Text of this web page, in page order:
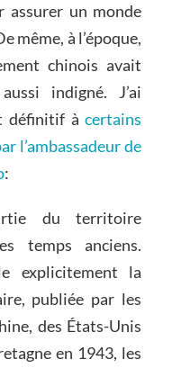
assurer un monde
même, à l’époque,
chinois avait
indigné. J’ai
définitif àcertains
l’ambassadeur de
:
du territoire
temps anciens.
explicitement la
publiée par les
des États-Unis
en 1943, les